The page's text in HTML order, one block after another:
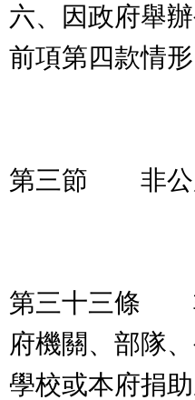
六、因政府舉
前項第四款情
第三節 非公
第三十三條
府機關、部隊
學校或本府捐